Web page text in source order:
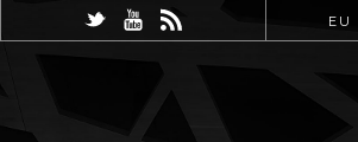
EU